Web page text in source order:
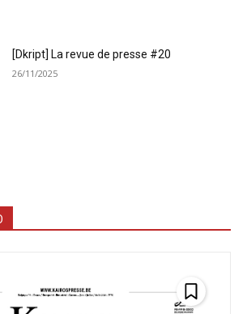
[Dkript] La revue de presse #20
26/11/2025